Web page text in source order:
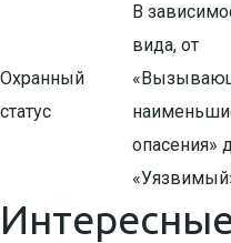
Охранный
статус
В
вида, от
опасения»